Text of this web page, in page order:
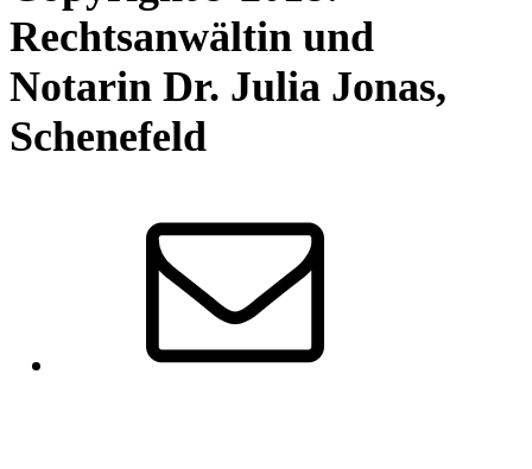
Rechtsanwältin und
Notarin Dr. Julia Jonas,
Schenefeld